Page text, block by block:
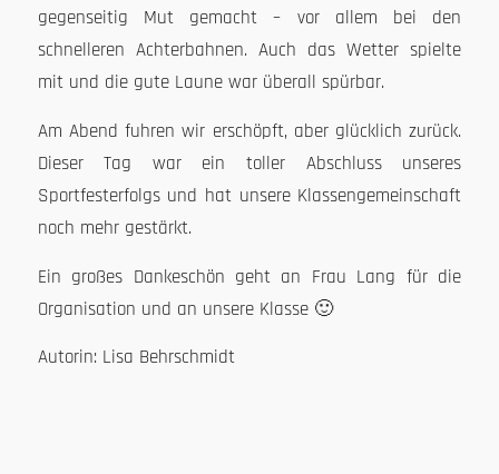
gegenseitig Mut gemacht – vor allem bei den
schnelleren Achterbahnen. Auch das Wetter spielte
mit und die gute Laune war überall spürbar.
Am Abend fuhren wir erschöpft, aber glücklich zurück.
Dieser Tag war ein toller Abschluss unseres
Sportfesterfolgs und hat unsere Klassengemeinschaft
noch mehr gestärkt.
Ein großes Dankeschön geht an Frau Lang für die
Organisation und an unsere Klasse 🙂
Autorin: Lisa Behrschmidt